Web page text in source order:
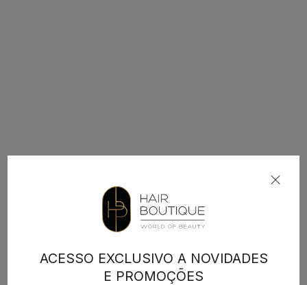
ACESSO EXCLUSIVO A NOVIDADES
E PROMOÇÕES